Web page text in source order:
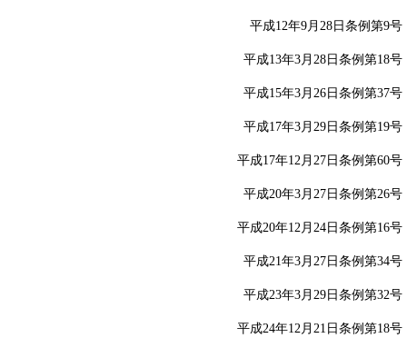
平成12年9月28日条例第9号
平成13年3月28日条例第18号
平成15年3月26日条例第37号
平成17年3月29日条例第19号
平成17年12月27日条例第60号
平成20年3月27日条例第26号
平成20年12月24日条例第16号
平成21年3月27日条例第34号
平成23年3月29日条例第32号
平成24年12月21日条例第18号